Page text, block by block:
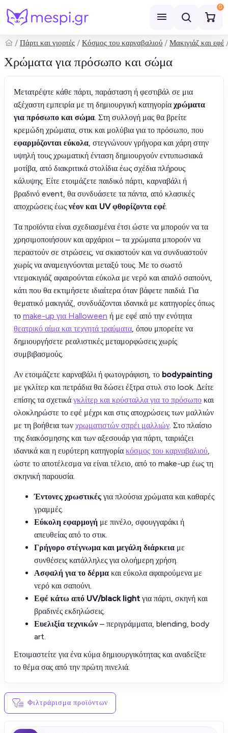
0
Αναζήτηση
Πάρτι και γιορτές Κόσμος του καρναβαλιού Μακιγιάζ και εφέ
Χρώματα για πρόσωπο και σώμα
Μετατρέψτε κάθε πάρτι, παράσταση ή φεστιβάλ σε μια
αξέχαστη εμπειρία με τη δημιουργική κατηγορία χρώματα
για πρόσωπο και σώμα. Στη συλλογή μας θα βρείτε
κρεμώδη χρώματα, στικ και μολύβια για το πρόσωπο, που
εφαρμόζονται εύκολα, στεγνώνουν γρήγορα και χάρη στην
υψηλή τους χρωματική ένταση δημιουργούν εντυπωσιακά
μοτίβα, από διακριτικά στολίδια έως σχέδια πλήρους
κάλυψης. Είτε ετοιμάζετε παιδικό πάρτι, καρναβάλι ή
βραδινό event, θα συνδυάσετε τα πάντα, από κλασικές
αποχρώσεις έως νέον και UV φθορίζοντα εφέ.
Τα προϊόντα είναι σχεδιασμένα έτσι ώστε να μπορούν να τα
χρησιμοποιήσουν και αρχάριοι – τα χρώματα μπορούν να
περαστούν σε στρώσεις, να σκιαστούν και να συνδυαστούν
χωρίς να αναμειγνύονται μεταξύ τους. Με το σωστό
ντεμακιγιάζ αφαιρούνται εύκολα με νερό και απαλό σαπούνι,
κάτι που θα εκτιμήσετε ιδιαίτερα όταν βάφετε παιδιά. Για
θεματικό μακιγιάζ, συνδυάζονται ιδανικά με κατηγορίες όπως
το make-up για Halloween ή με εφέ από την ενότητα
θεατρικό αίμα και τεχνητά τραύματα, όπου μπορείτε να
δημιουργήσετε ρεαλιστικές μεταμορφώσεις χωρίς
συμβιβασμούς.
Αν ετοιμάζετε καρναβάλι ή φωτογράφιση, το bodypainting
με γκλίτερ και πετράδια θα δώσει έξτρα στυλ στο look. Δείτε
επίσης τα σχετικά γκλίτερ και κρύσταλλα για το πρόσωπο και
ολοκληρώστε το εφέ μέχρι και στις αποχρώσεις των μαλλιών
με τη βοήθεια των χρωματιστών σπρέι μαλλιών. Στο πλαίσιο
της διακόσμησης και των αξεσουάρ για πάρτι, ταιριάζει
ιδανικά και η ευρύτερη κατηγορία κόσμος του καρναβαλιού,
ώστε το αποτέλεσμα να είναι τέλειο, από το make-up έως τη
σκηνική παρουσία.
Έντονες χρωστικές για πλούσια χρώματα και καθαρές
γραμμές.
Εύκολη εφαρμογή με πινέλο, σφουγγαράκι ή
απευθείας από το στικ.
Γρήγορο στέγνωμα και μεγάλη διάρκεια με
συνθέσεις κατάλληλες για ολοήμερη χρήση.
Ασφαλή για το δέρμα και εύκολα αφαιρούμενα με
νερό και σαπούνι.
Εφέ κάτω από UV/black light για πάρτι, σκηνή και
βραδινές εκδηλώσεις.
Ευελιξία τεχνικών – περιγράμματα, blending, body
art.
Ετοιμαστείτε για ένα κύμα δημιουργικότητας και αναδείξτε
το θέμα σας από την πρώτη πινελιά.
Φιλτράρισμα προϊόντων